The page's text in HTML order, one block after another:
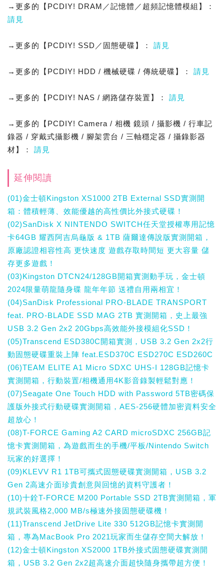
→更多的【PCDIY! DRAM／記憶體／超頻記憶體模組】：
請見
→更多的【PCDIY! SSD／固態硬碟】： 請見
→更多的【PCDIY! HDD / 機械硬碟 / 傳統硬碟】： 請見
→更多的【PCDIY! NAS / 網路儲存裝置】： 請見
→更多的【PCDIY! Camera / 相機 鏡頭 / 攝影機 / 行車記
錄器 / 穿戴式攝影機 / 腳架雲台 / 三軸穩定器 / 攝錄影器
材】： 請見
延伸閱讀
(01)金士頓Kingston XS1000 2TB External SSD實測開
箱：體積輕薄、效能優越的高性價比外接式硬碟！
(02)SanDisk X NINTENDO SWITCH任天堂授權專用記憶
卡64GB 耀西阿吉烏龜版 & 1TB 薩爾達傳說版實測開箱，
原廠認證相容性高 更快速度 遊戲存取時間短 更大容量 儲
存更多遊戲！
(03)Kingston DTCN24/128GB開箱實測動手玩，金士頓
2024限量萌龍隨身碟 龍年年節 送禮自用兩相宜！
(04)SanDisk Professional PRO-BLADE TRANSPORT
feat. PRO-BLADE SSD MAG 2TB 實測開箱，史上最強
USB 3.2 Gen 2x2 20Gbps高效能外接模組化SSD！
(05)Transcend ESD380C開箱實測，USB 3.2 Gen 2x2行
動固態硬碟重裝上陣 feat.ESD370C ESD270C ESD260C
(06)TEAM ELITE A1 Micro SDXC UHS-I 128GB記憶卡
實測開箱，行動裝置/相機通用4K影音錄製輕鬆對應！
(07)Seagate One Touch HDD with Password 5TB密碼保
護版外接式行動硬碟實測開箱，AES-256硬體加密資料安全
超放心！
(08)T-FORCE Gaming A2 CARD microSDXC 256GB記
憶卡實測開箱，為遊戲而生的手機/平板/Nintendo Switch
玩家的好選擇！
(09)KLEVV R1 1TB可攜式固態硬碟實測開箱，USB 3.2
Gen 2高速介面珍貴創意與回憶的資料守護者！
(10)十銓T-FORCE M200 Portable SSD 2TB實測開箱，軍
規武裝風格2,000 MB/s極速外接固態硬碟機！
(11)Transcend JetDrive Lite 330 512GB記憶卡實測開
箱，專為MacBook Pro 2021玩家而生儲存空間大解放！
(12)金士頓Kingston XS2000 1TB外接式固態硬碟實測開
箱，USB 3.2 Gen 2x2超高速介面超快隨身攜帶超方便！